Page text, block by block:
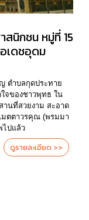
นิกชน หมู่ที่ 15
เดชอุดม
ตำบลกุดประทาย
จของชาวพุทธ ใน
นที่สวยงาม สะอาด
มตตาวรคุณ (พรมมา
ไปแล้ว
ดูรายละเอียด >>